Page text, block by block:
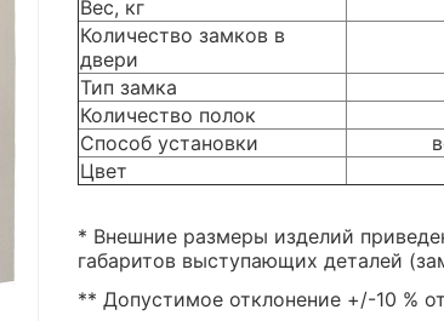
Вес, кг
Количество замков в
двери
Тип замка
Количество полок
Способ установки
Цвет
* Внешние размеры изделий
габаритов выступающих деталей
** Допустимое отклонение +/-10 %